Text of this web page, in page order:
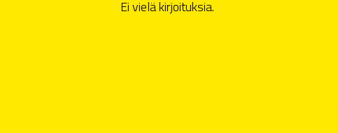
Ei vielä kirjoituksia.